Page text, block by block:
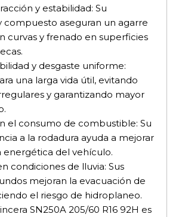
y estabilidad: Su
compuesto aseguran un agarre
curvas y frenado en superficies
y desgaste uniforme:
una larga vida útil, evitando
y garantizando mayor
el consumo de combustible: Su
a la rodadura ayuda a mejorar
energética del vehículo.
condiciones de lluvia: Sus
mejoran la evacuación de
el riesgo de hidroplaneo.
SN250A 205/60 R16 92H es